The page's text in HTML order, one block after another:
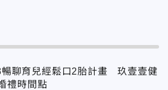
暢聊育兒經鬆口2胎計畫 玖壹壹健
禮時間點